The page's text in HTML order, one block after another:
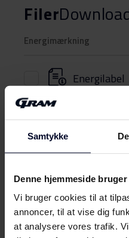
Samtykke
Denne hjemmeside
Vi bruger cookies til at
annoncer, til at vise dig
at analysere vores trafik.
Filer
Energimærkning
Energilabel
Produktdatablad
Brugervejledning
advarsler
Vis